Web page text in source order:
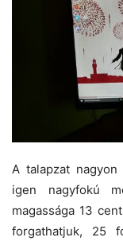
A talapzat
igen nagyfokú
magassága 13
forgathatjuk, 25